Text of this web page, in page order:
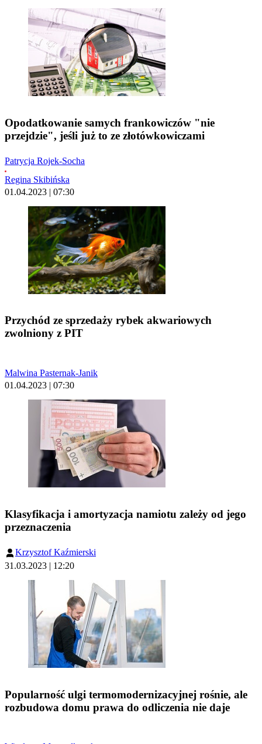
Opodatkowanie samych frankowiczów "nie
przejdzie", jeśli już to ze złotówkowiczami
Patrycja Rojek-Socha
Regina Skibińska
01.04.2023 | 07:30
Przychód ze sprzedaży rybek akwariowych
zwolniony z PIT
Malwina Pasternak-Janik
01.04.2023 | 07:30
Klasyfikacja i amortyzacja namiotu zależy od jego
przeznaczenia
Krzysztof Kaźmierski
31.03.2023 | 12:20
Popularność ulgi termomodernizacyjnej rośnie, ale
rozbudowa domu prawa do odliczenia nie daje